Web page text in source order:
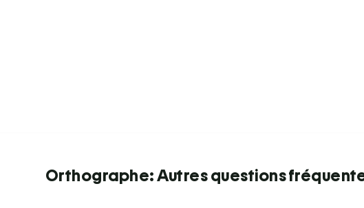
Orthographe: Autres questions